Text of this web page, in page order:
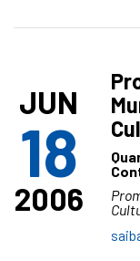
JUN
18
2006